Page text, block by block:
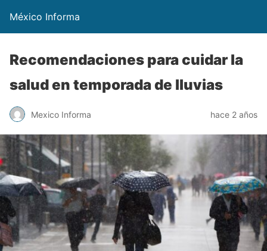
México Informa
Recomendaciones para cuidar la
salud en temporada de lluvias
Mexico Informa hace 2 años